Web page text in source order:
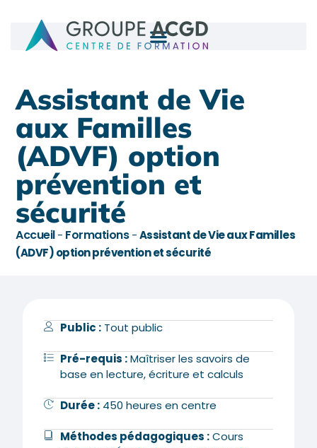
Assistant de Vie
aux Familles
(ADVF) option
prévention et
sécurité
Accueil- Formations-Assistant de Vie aux Familles
(ADVF) option prévention et sécurité
Public :Tout public
Pré-requis :Maîtriser les savoirs de
base en lecture, écriture et calculs
Durée :450 heures en centre
Méthodes pédagogiques :Cours